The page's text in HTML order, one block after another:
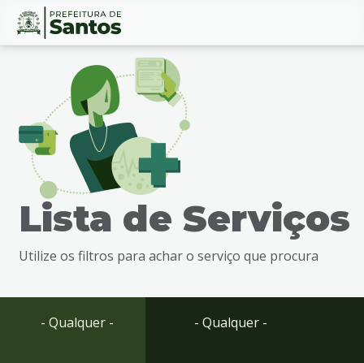
Ir
busca
Ir
Conteúdo
Lista de Serviços
Utilize os filtros para achar o serviço que procura
- Qualquer - - Qualquer -